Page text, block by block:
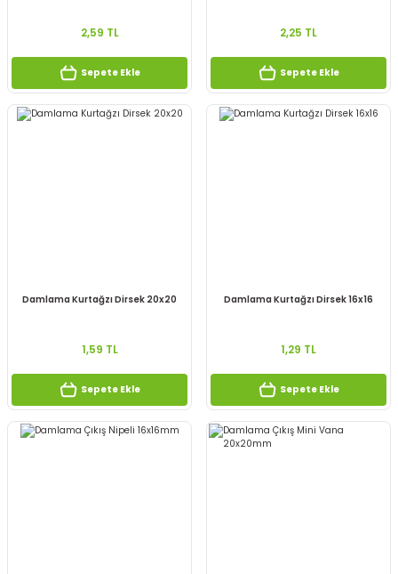
2,59 TL
Sepete Ekle
2,25 TL
Sepete Ekle
Damlama Kurtağzı Dirsek 20x20
1,59 TL
Sepete Ekle
Damlama Kurtağzı Dirsek 16x16
1,29 TL
Sepete Ekle